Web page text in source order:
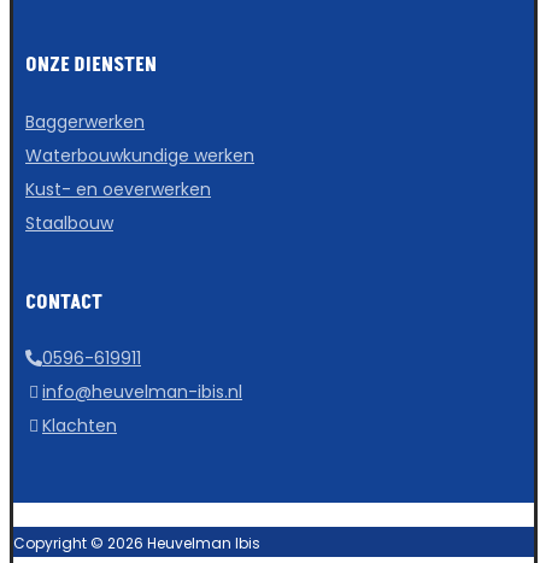
ONZE DIENSTEN
Baggerwerken
Waterbouwkundige werken
Kust- en oeverwerken
Staalbouw
CONTACT
0596-619911
info@heuvelman-ibis.nl
Klachten
Copyright © 2026 Heuvelman Ibis